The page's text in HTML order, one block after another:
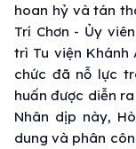
hoan hỷ và tán
Trí Chơn - Ủy
trì Tu viện
chức đã nỗ lực
huấn được diễn
Nhân dịp này,
dung và phân